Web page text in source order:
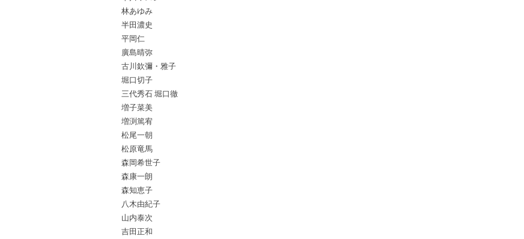
林あゆみ
半田濃史
平岡仁
廣島晴弥
古川欽彌・雅子
堀口切子
三代秀石 堀口徹
増子菜美
増渕篤宥
松尾一朝
松原竜馬
森岡希世子
森康一朗
森知恵子
八木由紀子
山内泰次
吉田正和